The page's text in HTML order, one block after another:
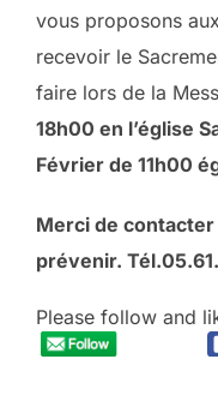
vous proposons
recevoir le
faire lors de la
18h00 en l’église
Février de 11h00
Merci de
prévenir.
Please follow and